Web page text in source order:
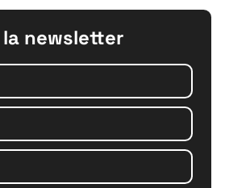
newsletter